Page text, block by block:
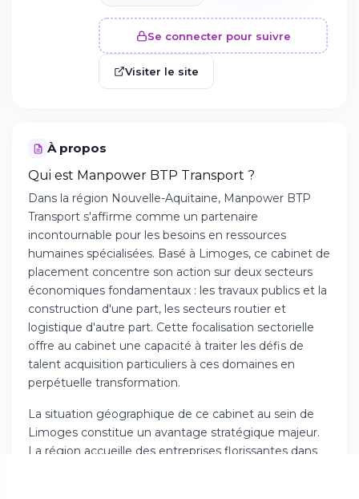
Se connecter pour suivre
Visiter le site
À propos
Qui est Manpower BTP Transport ?
Dans la région Nouvelle-Aquitaine, Manpower BTP
Transport s'affirme comme un partenaire
incontournable pour les besoins en ressources
humaines spécialisées. Basé à Limoges, ce cabinet de
placement concentre son action sur deux secteurs
économiques fondamentaux : les travaux publics et la
construction d'une part, les secteurs routier et
logistique d'autre part. Cette focalisation sectorielle
offre au cabinet une capacité à traiter les défis de
talent acquisition particuliers à ces domaines en
perpétuelle transformation.
La situation géographique de ce cabinet au sein de
Limoges constitue un avantage stratégique majeur.
La région accueille des entreprises florissantes dans